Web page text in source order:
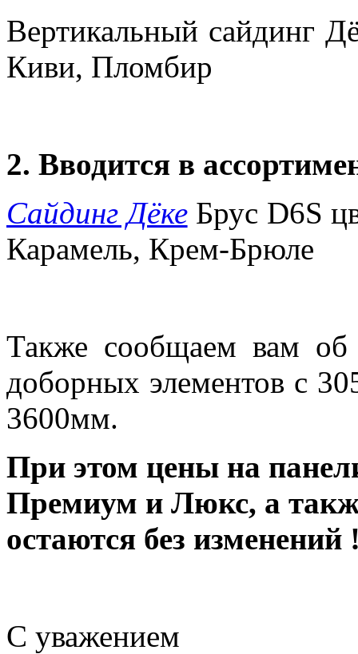
Вертикальный сайдинг
Киви, Пломбир
2. Вводится в
Сайдинг ДёкеБрус D6S
Карамель, Крем-Брюле
Также сообщаем вам
доборных элементов с
3600мм.
При этом цены на
Премиум и Люкс, а
остаются без изменений
С уважением